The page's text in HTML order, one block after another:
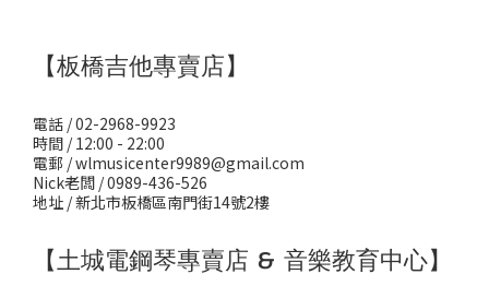
【板橋吉他專賣店】
電話 / 02-2968-9923
時間 / 12:00 - 22:00
電郵 / wlmusicenter9989@gmail.com
Nick老闆 / 0989-436-526
地址 / 新北市板橋區南門街14號2樓
【土城電鋼琴專賣店 & 音樂教育中心】